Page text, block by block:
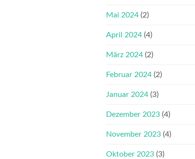
Mai 2024 (2)
April 2024 (4)
März 2024 (2)
Februar 2024 (2)
Januar 2024 (3)
Dezember 2023 (4)
November 2023 (4)
Oktober 2023 (3)